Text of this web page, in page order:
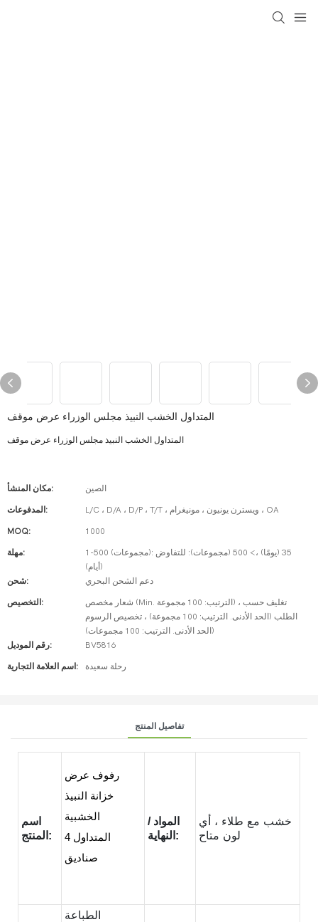
المتداول الخشب النبيذ مجلس الوزراء عرض موقف
المتداول الخشب النبيذ مجلس الوزراء عرض موقف
مكان المنشأ: الصين
المدفوعات: L/C ، D/A ، D/P ، T/T ، ويسترن يونيون ، مونيغرام ، OA
MOQ: 1000
مهلة:
1-500 (مجموعات): 35 (يومًا) ،> 500 (مجموعات): للتفاوض
(أيام)
شحن:
دعم الشحن البحري
التخصيص:
شعار مخصص (Min. الترتيب: 100 مجموعة) ، تغليف حسب
الطلب (الحد الأدنى. الترتيب: 100 مجموعة) ، تخصيص الرسوم
(الحد الأدنى. الترتيب: 100 مجموعات)
رقم الموديل:
BV5816
اسم العلامة التجارية: رحلة سعيدة
تفاصيل المنتج
اسم
المنتج:
رفوف عرض
خزانة النبيذ
الخشبية
المتداول 4
المواد /
النهاية:
خشب مع طلاء ، أي
الطباعة